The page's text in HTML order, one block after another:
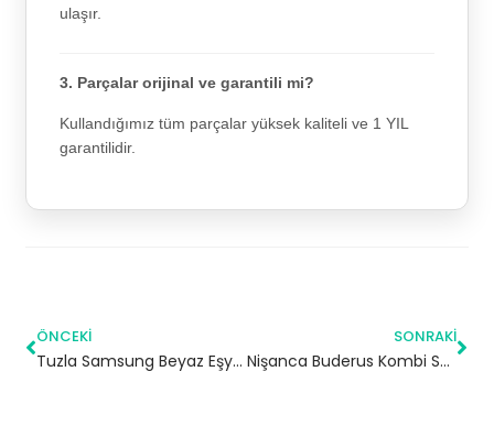
ulaşır.
3. Parçalar orijinal ve garantili mi?
Kullandığımız tüm parçalar yüksek kaliteli ve 1 YIL
garantilidir.
ÖNCEKI
Tuzla Samsung Beyaz Eşya Servisi
SONRAKI
Nişanca Buderus Kombi Servisi – Eyüpsultan Yetkili Servis